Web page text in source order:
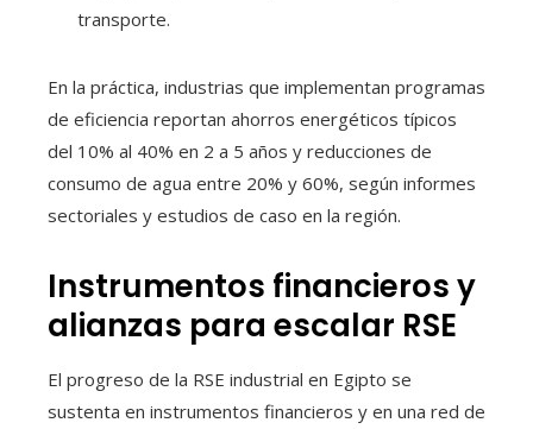
transporte.
En la práctica, industrias que implementan programas
de eficiencia reportan ahorros energéticos típicos
del 10% al 40% en 2 a 5 años y reducciones de
consumo de agua entre 20% y 60%, según informes
sectoriales y estudios de caso en la región.
Instrumentos financieros y
alianzas para escalar RSE
El progreso de la RSE industrial en Egipto se
sustenta en instrumentos financieros y en una red de